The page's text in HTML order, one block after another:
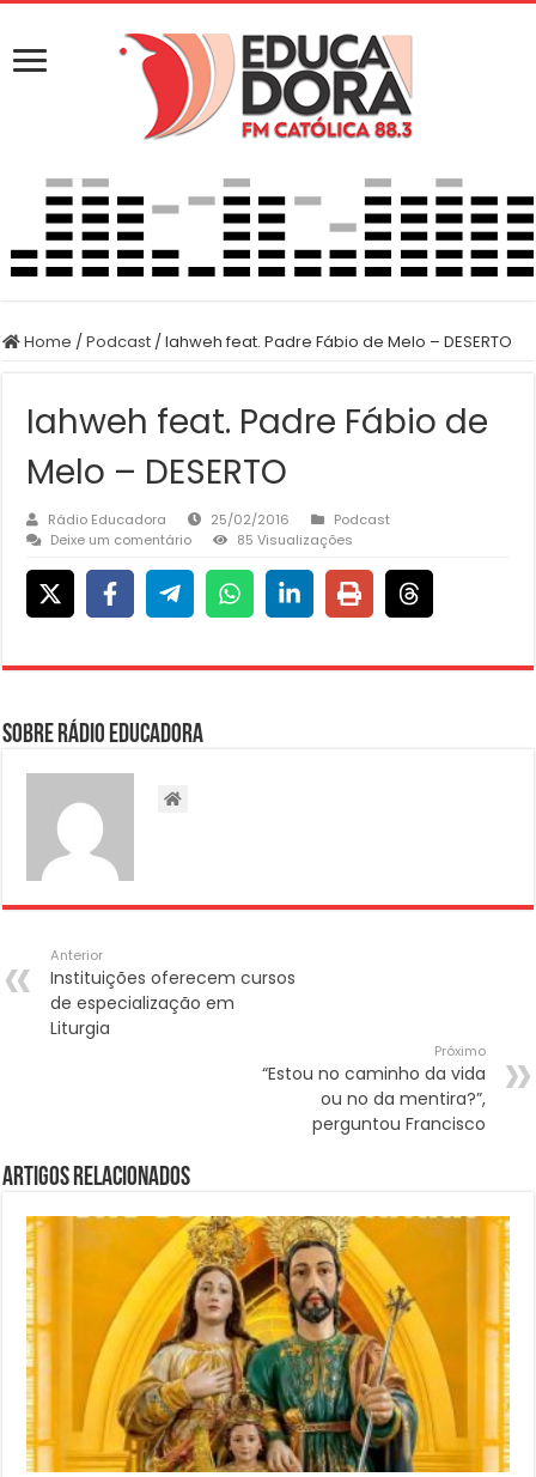
Home /Podcast /Iahweh feat. Padre Fábio de Melo – DESERTO
Iahweh feat. Padre Fábio de
Melo – DESERTO
Rádio Educadora 25/02/2016
Podcast
Deixe um comentário
85 Visualizações
Sobre Rádio Educadora
Anterior
Instituições oferecem cursos
de especialização em
Liturgia
Próximo
“Estou no caminho da vida
ou no da mentira?”,
perguntou Francisco
Artigos Relacionados